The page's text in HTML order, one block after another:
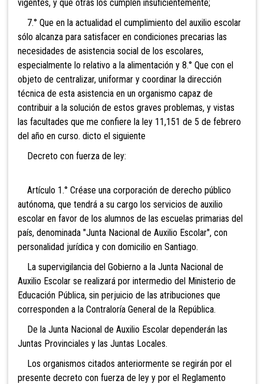
vigentes, y que otras los cumplen insuficientemente;
7.° Que en la actualidad el cumplimiento del auxilio escolar
sólo alcanza para satisfacer en condiciones precarias las
necesidades de asistencia social de los escolares,
especialmente lo relativo a la alimentación y 8.° Que con el
objeto de centralizar, uniformar y coordinar la dirección
técnica de esta asistencia en un organismo capaz de
contribuir a la solución de estos graves problemas, y vistas
las facultades que me confiere la ley 11,151 de 5 de febrero
del año en curso. dicto el siguiente
Decreto con fuerza de ley:
Artículo 1.° Créase una corporación de derecho público
autónoma, que tendrá a su cargo los servicios de auxilio
escolar en favor de los alumnos de las escuelas primarias del
país, denominada "Junta Nacional de Auxilio Escolar", con
personalidad jurídica y con domicilio en Santiago.
La supervigilancia del Gobierno a la Junta Nacional de
Auxilio Escolar se realizará por intermedio del Ministerio de
Educación Pública, sin perjuicio de las atribuciones que
corresponden a la Contraloría General de la República.
De la Junta Nacional de Auxilio Escolar dependerán las
Juntas Provinciales y las Juntas Locales.
Los organismos citados anteriormente se regirán por el
presente decreto con fuerza de ley y por el Reglamento